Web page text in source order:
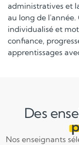
administratives et
au long de
individualisé et
confiance,
apprentissages
Des
Nos enseignants